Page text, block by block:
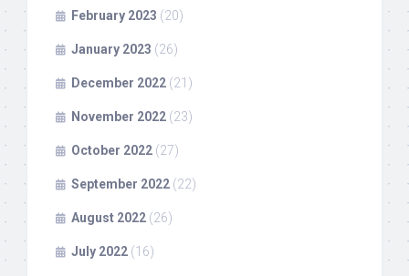
February 2023 (20)
January 2023 (26)
December 2022 (21)
November 2022 (23)
October 2022 (27)
September 2022 (22)
August 2022 (26)
July 2022 (16)